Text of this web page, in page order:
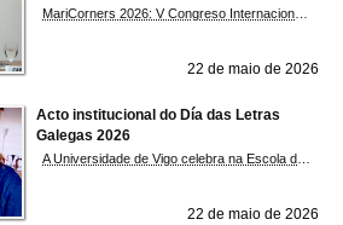
22 de maio de 2026
Acto institucional do Día das Letras
Galegas 2026
22 de maio de 2026